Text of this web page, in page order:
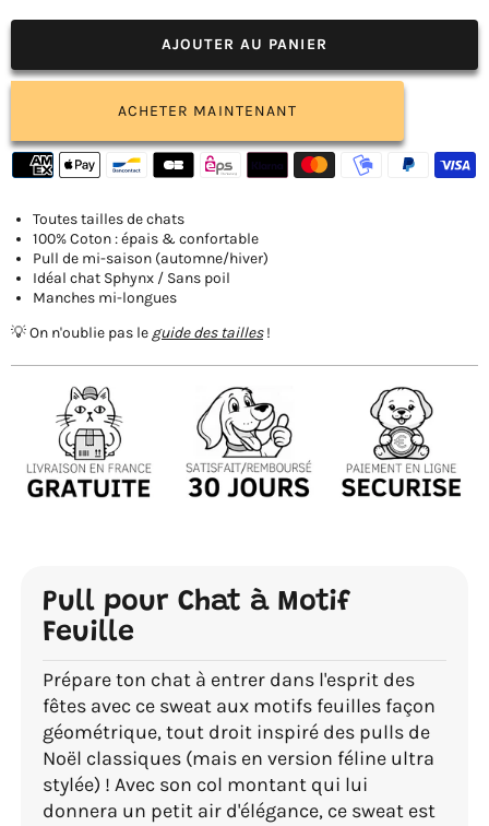
Pull
Feuille
pour
Pull
Motif
Feuille
pour
Chat
AJOUTER AU PANIER
ACHETER MAINTENANT
Toutes tailles de chats
100% Coton : épais & confortable
Pull de mi-saison (automne/hiver)
Idéal chat Sphynx / Sans poil
Manches mi-longues
💡 On n'oublie pas le guide des tailles!
Pull pour Chat à Motif
Feuille
Prépare ton chat à entrer dans l'esprit des
fêtes avec ce sweat aux motifs feuilles façon
géométrique, tout droit inspiré des pulls de
Noël classiques (mais en version féline ultra
stylée) ! Avec son col montant qui lui
donnera un petit air d'élégance, ce sweat est